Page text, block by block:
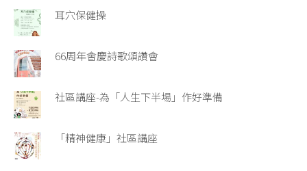
耳穴保健操
66周年會慶詩歌頌讚會
社區講座-為「人生下半場」作好準備
「精神健康」社區講座